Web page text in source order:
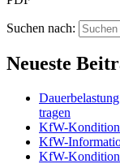
Suchen nach:
Neueste
tragen
KfW-
KfW-
KfW-